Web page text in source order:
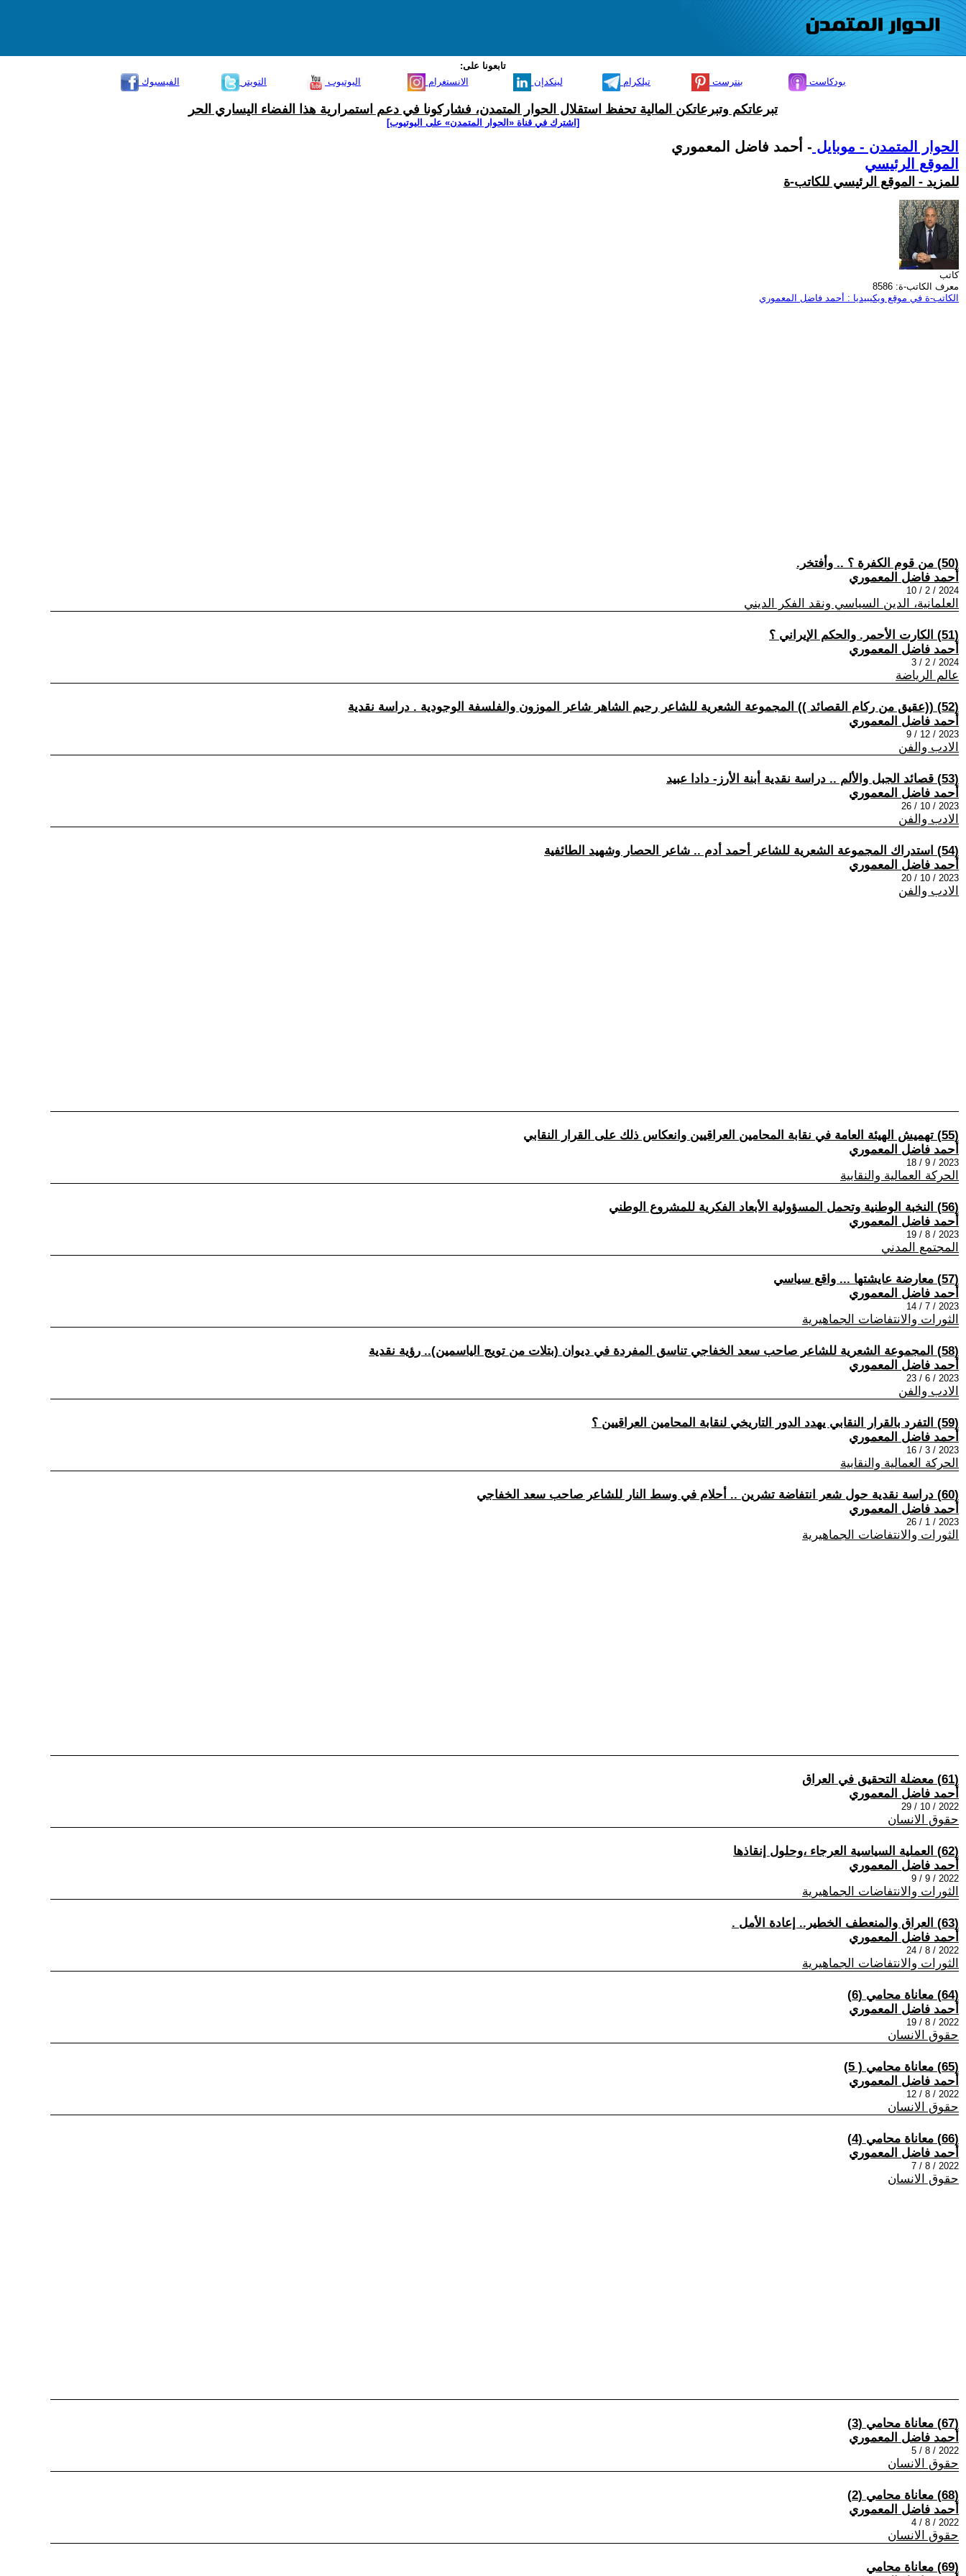
تابعونا على:
الفيسبوك
التويتر اليوتيوب الانستغرام لينكدإن تيلكرام بنترست بودكاست
تبرعاتكم وتبرعاتكن المالية تحفظ استقلال الحوار المتمدن، فشاركونا في دعم استمرارية هذا الفضاء اليساري الحر
[اشترك في قناة ‫«الحوار المتمدن» على اليوتيوب]
الحوار المتمدن - موبايل - أحمد فاضل المعموري
الموقع الرئيسي
للمزيد - الموقع الرئيسي للكاتب-ة
كاتب
معرف الكاتب-ة: 8586
الكاتب-ة في موقع ويكيبيديا : أحمد فاضل المعموري
(50) من قوم الكفرة ؟ .. وأفتخر.
أحمد فاضل المعموري
2024 / 2 / 10
العلمانية، الدين السياسي ونقد الفكر الديني
(51) الكارت الأحمر. والحكم الإيراني ؟
أحمد فاضل المعموري
2024 / 2 / 3
عالم الرياضة
(52) ((عقيق من ركام القصائد )) المجموعة الشعرية للشاعر رحيم الشاهر شاعر الموزون والفلسفة الوجودية . دراسة نقدية
أحمد فاضل المعموري
2023 / 12 / 9
الادب والفن
(53) قصائد الجبل والألم .. دراسة نقدية أبنة الأرز- دادا عبيد
أحمد فاضل المعموري
2023 / 10 / 26
الادب والفن
(54) استدراك المجموعة الشعرية للشاعر أحمد أدم .. شاعر الحصار وشهيد الطائفية
أحمد فاضل المعموري
2023 / 10 / 20
الادب والفن
(55) تهميش الهيئة العامة في نقابة المحامين العراقيين وانعكاس ذلك على القرار النقابي
أحمد فاضل المعموري
2023 / 9 / 18
الحركة العمالية والنقابية
(56) النخبة الوطنية وتحمل المسؤولية الأبعاد الفكرية للمشروع الوطني
أحمد فاضل المعموري
2023 / 8 / 19
المجتمع المدني
(57) معارضة عايشتها ... واقع سياسي
أحمد فاضل المعموري
2023 / 7 / 14
الثورات والانتفاضات الجماهيرية
(58) المجموعة الشعرية للشاعر صاحب سعد الخفاجي تناسق المفردة في ديوان (بتلات من تويج الياسمين).. رؤية نقدية
أحمد فاضل المعموري
2023 / 6 / 23
الادب والفن
(59) التفرد بالقرار النقابي يهدد الدور التاريخي لنقابة المحامين العراقيين ؟
أحمد فاضل المعموري
2023 / 3 / 16
الحركة العمالية والنقابية
(60) دراسة نقدية حول شعر انتفاضة تشرين .. أحلام في وسط النار للشاعر صاحب سعد الخفاجي
أحمد فاضل المعموري
2023 / 1 / 26
الثورات والانتفاضات الجماهيرية
(61) معضلة التحقيق في العراق
أحمد فاضل المعموري
2022 / 10 / 29
حقوق الانسان
(62) العملية السياسية العرجاء ،وحلول إنقاذها
أحمد فاضل المعموري
2022 / 9 / 9
الثورات والانتفاضات الجماهيرية
(63) العراق والمنعطف الخطير.. إعادة الأمل .
أحمد فاضل المعموري
2022 / 8 / 24
الثورات والانتفاضات الجماهيرية
(64) معاناة محامي (6)
أحمد فاضل المعموري
2022 / 8 / 19
حقوق الانسان
(65) معاناة محامي ( 5)
أحمد فاضل المعموري
2022 / 8 / 12
حقوق الانسان
(66) معاناة محامي (4)
أحمد فاضل المعموري
2022 / 8 / 7
حقوق الانسان
(67) معاناة محامي (3)
أحمد فاضل المعموري
2022 / 8 / 5
حقوق الانسان
(68) معاناة محامي (2)
أحمد فاضل المعموري
2022 / 8 / 4
حقوق الانسان
(69) معاناة محامي